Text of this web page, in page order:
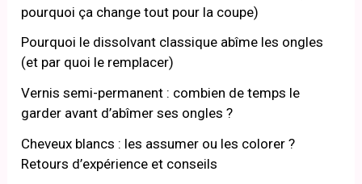
pourquoi ça change tout pour la coupe)
Pourquoi le dissolvant classique abîme les ongles
(et par quoi le remplacer)
Vernis semi-permanent : combien de temps le
garder avant d’abîmer ses ongles ?
Cheveux blancs : les assumer ou les colorer ?
Retours d’expérience et conseils